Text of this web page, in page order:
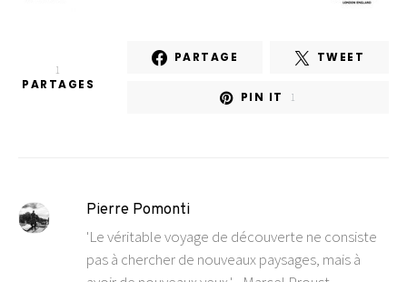
1
PARTAGES
PARTAGE TWEET
PIN IT 1
Pierre Pomonti
'Le véritable voyage de découverte ne consiste
pas à chercher de nouveaux paysages, mais à